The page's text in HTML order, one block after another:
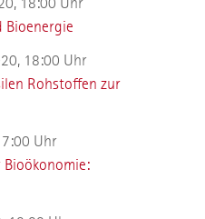
Bioenergie
18:00 Uhr
Rohstoffen zur
Uhr